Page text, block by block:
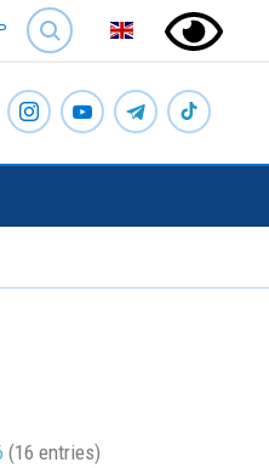
SEARCH
(16 entries)